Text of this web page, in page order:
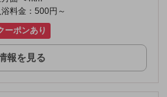
浴料金：500円～
ーポンあり
報を見る